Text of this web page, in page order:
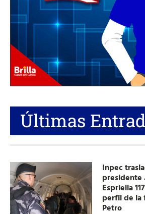
Últimas
Inpec
presidente
Espriella
perfil de la
Petro